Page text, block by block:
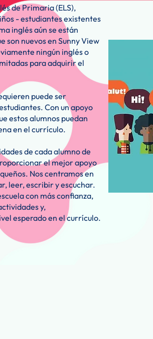
de Primaria (ELS),
- estudiantes existentes
inglés aún se están
son nuevos en Sunny View
ningún inglés o
para adquirir el
puede ser
Con un apoyo
estos alumnos puedan
en el currículo.
de cada alumno de
el mejor apoyo
Nos centramos en
leer, escribir y escuchar.
con más confianza,
y,
esperado en el currículo.